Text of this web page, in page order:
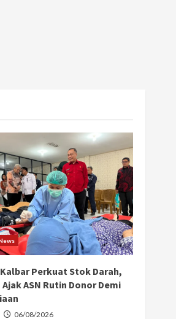
Perkuat Stok Darah,
ASN Rutin Donor Demi
06/08/2026